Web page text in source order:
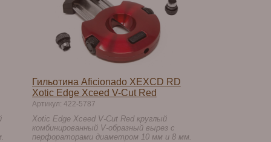
Гильотина Aficionado XEXCD RD
Xotic Edge Xceed V-Cut Red
Артикул: 422-5787
Xotic Edge Xceed V-Cut Red круглый
комбинированный V-образный вырез с
перфораторами диаметром 10 мм и 8 мм.